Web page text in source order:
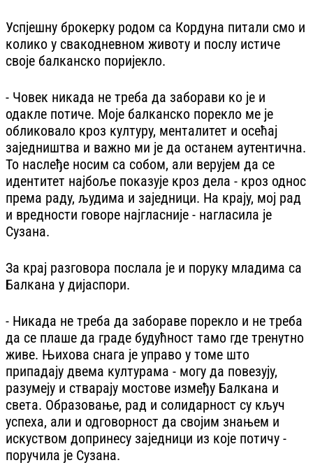
Успјешну брокерку родом са Кордуна питали смо и
колико у свакодневном животу и послу истиче
своје балканско поријекло.
- Човек никада не треба да заборави ко је и
одакле потиче. Моје балканско порекло ме је
обликовало кроз културу, менталитет и осећај
заједништва и важно ми је да останем аутентична.
То наслеђе носим са собом, али верујем да се
идентитет најбоље показује кроз дела - кроз однос
према раду, људима и заједници. На крају, мој рад
и вредности говоре најгласније - нагласила је
Сузана.
За крај разговора послала је и поруку младима са
Балкана у дијаспори.
- Никада не треба да забораве порекло и не треба
да се плаше да граде будућност тамо где тренутно
живе. Њихова снага је управо у томе што
припадају двема културама - могу да повезују,
разумеју и стварају мостове између Балкана и
света. Образовање, рад и солидарност су кључ
успеха, али и одговорност да својим знањем и
искуством допринесу заједници из које потичу -
поручила је Сузана.